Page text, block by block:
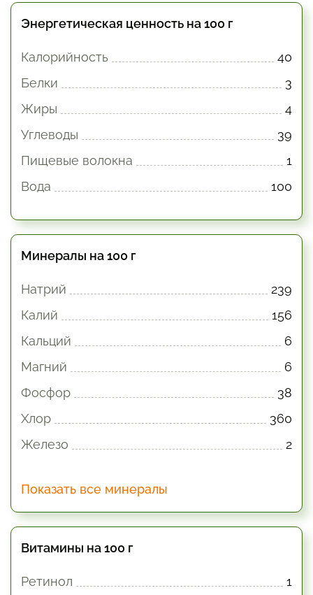
Энергетическая ценность на 100 г
Калорийность
40
Белки
3
Жиры
4
Углеводы
39
Пищевые волокна
1
Вода
100
Минералы на 100 г
Натрий
239
Калий
156
Кальций
6
Магний
6
Фосфор
38
Хлор
360
Железо
2
Показать все минералы
Витамины на 100 г
Ретинол 1